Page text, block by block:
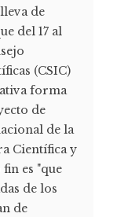
de
del 17 al
(CSIC)
forma
de
de la
Científica y
es "que
de los
de